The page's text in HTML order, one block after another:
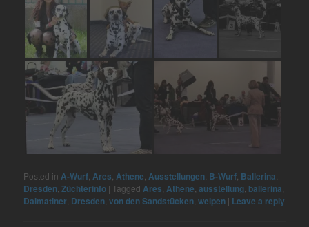
Posted in A-Wurf Ares Athene Ausstellungen B-Wurf Ballerina
Dresden ,Züchterinfo |Tagged Ares Athene ,ausstellung ballerina
Dalmatiner Dresden ,von den Sandstücken ,welpen | Leave a reply